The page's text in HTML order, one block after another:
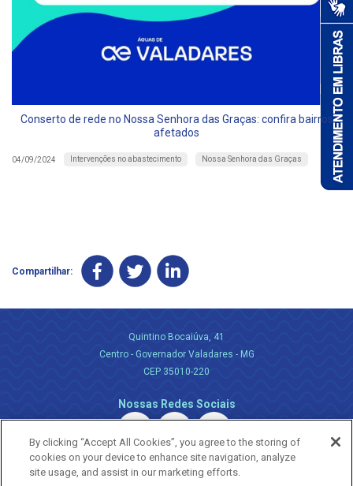
Conserto de rede no Nossa Senhora das Graças: confira bairros
afetados
04/09/2024 Intervenções no abastecimento Nossa Senhora das Graças
Compartilhar:
Quintino Bocaiúva, 41
Centro - Governador Valadares - MG
CEP 35010-220
Nossas Redes Sociais
By clicking “Accept All Cookies”, you agree to the storing of
cookies on your device to enhance site navigation, analyze
site usage, and assist in our marketing efforts.